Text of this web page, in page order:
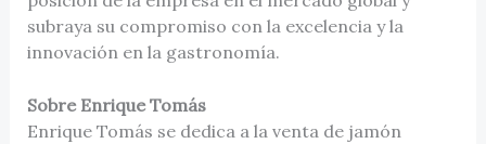
subraya su compromiso con la excelencia y la
innovación en la gastronomía.
Sobre Enrique Tomás
Enrique Tomás se dedica a la venta de jamón